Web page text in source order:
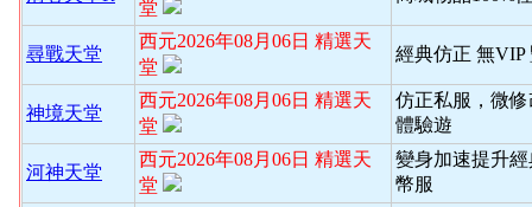
堂
尋戰天堂
西元2026年08月06日 精選天
堂
經典仿正 無VIP
神境天堂
西元2026年08月06日 精選天
堂
仿正私服，微
體驗遊
河神天堂
西元2026年08月06日 精選天
堂
變身加速提升
幣服